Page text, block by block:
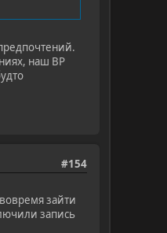
наш ВР
#154
зайти
запись